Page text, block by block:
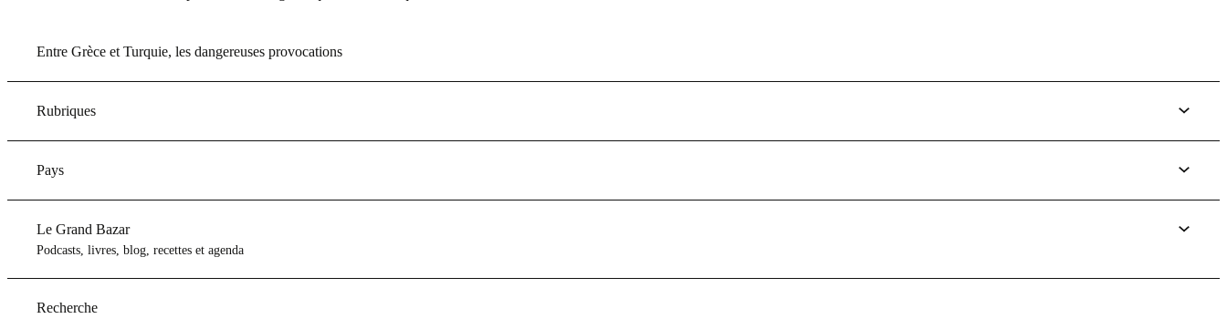
Entre Grèce et Turquie, les dangereuses provocations
Rubriques
Pays
Le Grand Bazar
Podcasts, livres, blog, recettes et agenda
Recherche